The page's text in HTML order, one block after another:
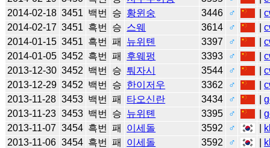
2014-02-18 3451 백번 승 황윈숭 3446 ♂ |
2014-02-17 3451 흑번 승 스웨 3614 ♂ |
2014-01-15 3451 흑번 패 뉴위톈 3397 ♂ |
2014-01-05 3452 흑번 패 후웨펑 3393 ♂ |
2013-12-30 3452 백번 승 퉈자시 3544 ♂ |
2013-12-29 3452 백번 승 한이저우 3362 ♂ |
2013-11-28 3453 백번 패 타오신란 3434 ♂ |
2013-11-23 3453 백번 승 뉴위톈 3395 ♂ |
2013-11-07 3454 흑번 패 이세돌 3592 ♂
2013-11-06 3454 흑번 패 이세돌 3592 ♂